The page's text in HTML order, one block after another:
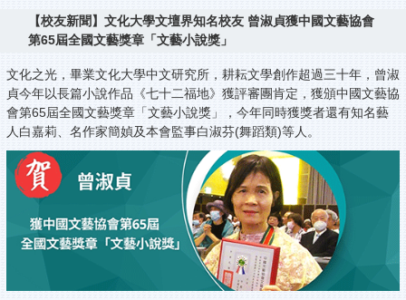
【校友新聞】文化大學文壇界知名校友 曾淑貞獲中國文藝協會
第65屆全國文藝獎章「文藝小說獎」
文化之光，畢業文化大學中文研究所，耕耘文學創作超過三十年，曾淑
貞今年以長篇小說作品《七十二福地》獲評審團肯定，獲頒中國文藝協
會第65屆全國文藝獎章「文藝小說獎」，今年同時獲獎者還有知名藝
人白嘉莉、名作家簡媜及本會監事白淑芬(舞蹈類)等人。